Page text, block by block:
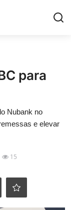
para
Nubank no
e elevar
15